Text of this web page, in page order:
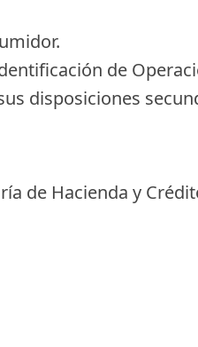
de
disposiciones
de Hacienda y